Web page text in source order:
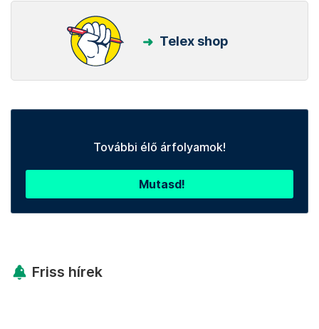
Telex shop
További élő árfolyamok!
Mutasd!
Friss hírek